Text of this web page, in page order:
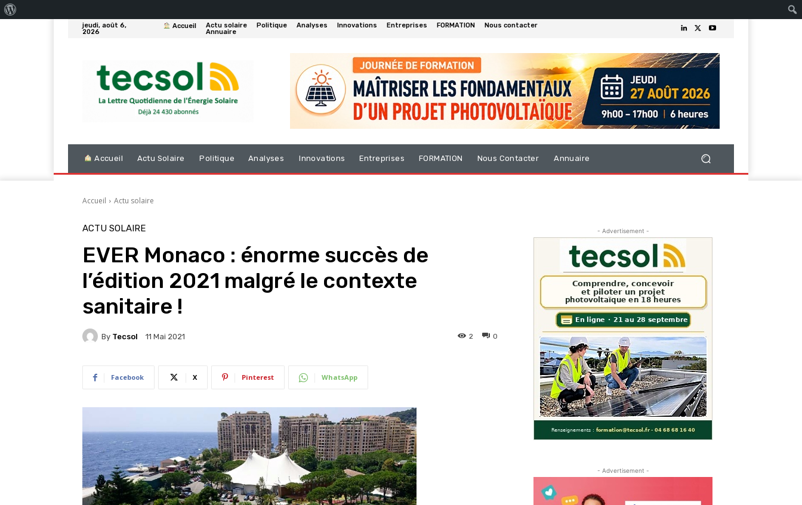
jeudi, août 6,
2026
Accueil Actu solaire Politique Analyses Innovations Entreprises FORMATION
Nous contacter
Annuaire
Accueil Actu Solaire Politique Analyses Innovations Entreprises FORMATION Nous Contacter Annuaire
Accueil Actu solaire
ACTU SOLAIRE
EVER Monaco : énorme succès de
l’édition 2021 malgré le contexte
sanitaire !
By Tecsol 11 Mai 2021 0
2
Facebook X Pinterest WhatsApp
- Advertisement -
- Advertisement -